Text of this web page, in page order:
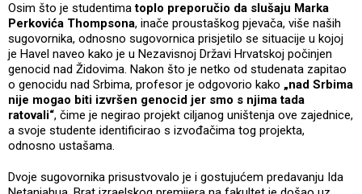
Osim što je studentimatoplo preporučio da slušaju Marka
Perkovića Thompsona, inače proustaškog pjevača, više naših
sugovornika, odnosno sugovornica prisjetilo se situacije u kojoj
je Havel naveo kako je u Nezavisnoj Državi Hrvatskoj počinjen
genocid nad Židovima. Nakon što je netko od studenata zapitao
o genocidu nad Srbima, profesor je odgovorio kako „nad Srbima
nije mogao biti izvršen genocid jer smo s njima tada
ratovali“, čime je negirao projekt ciljanog uništenja ove zajednice,
a svoje studente identificirao s izvođačima tog projekta,
odnosno ustašama.
Dvoje sugovornika prisustvovalo je i gostujućem predavanju Ida